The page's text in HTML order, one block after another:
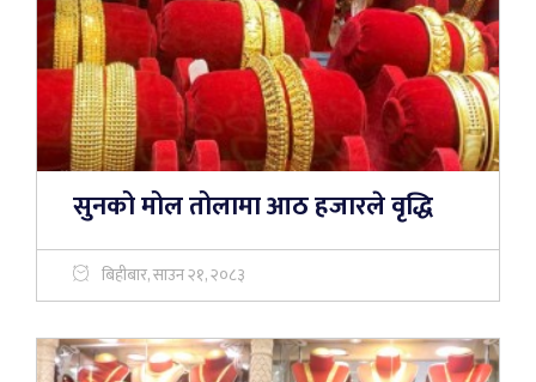
सुनको मोल तोलामा आठ हजारले वृद्धि
बिहीबार, साउन २१, २०८३